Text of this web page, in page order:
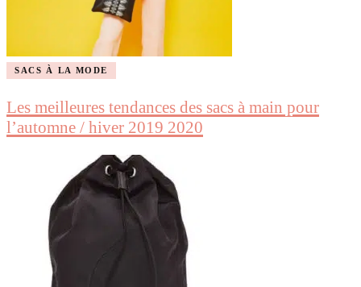
SACS À LA MODE
Les meilleures tendances des sacs à main pour
l’automne / hiver 2019 2020